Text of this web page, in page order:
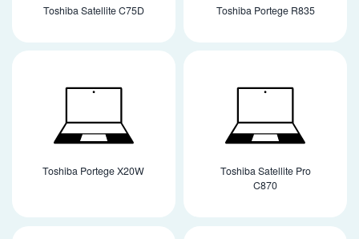
Toshiba Satellite C75D Toshiba Portege R835
Toshiba Portege X20W
Toshiba Satellite Pro
C870